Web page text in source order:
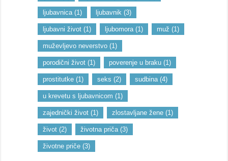
ljubavnica (1) ljubavnik (3)
ljubavni život (1) ljubomora (1) muž (1)
muževljevo neverstvo (1)
porodični život (1) poverenje u braku (1)
prostitutke (1) seks (2) sudbina (4)
u krevetu s ljubavnicom (1)
zajednički život (1) zlostavljane žene (1)
život (2) životna priča (3)
životne priče (3)